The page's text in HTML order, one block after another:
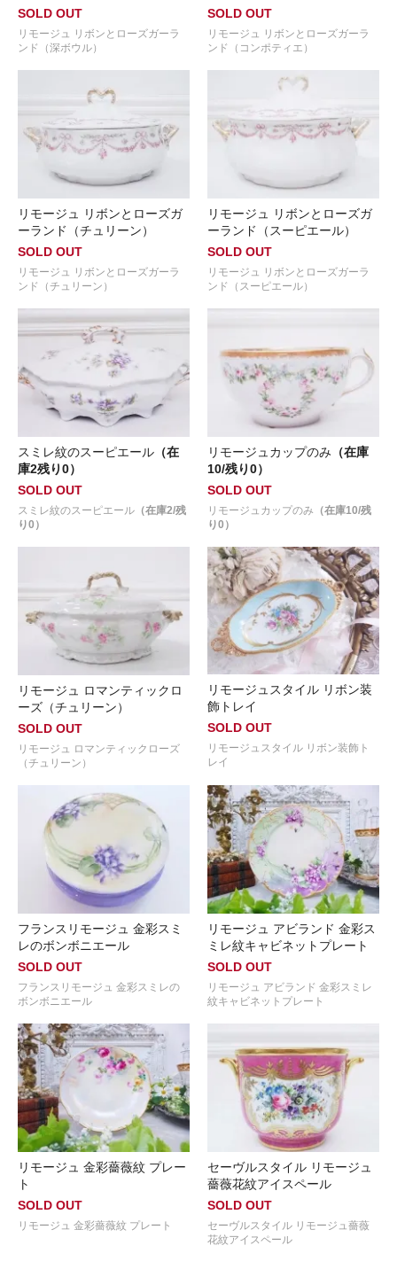
SOLD OUT
リモージュ リボンとローズガーラ
ンド（深ボウル）
SOLD OUT
リモージュ リボンとローズガーラ
ンド（コンポティエ）
リモージュ リボンとローズガ
ーランド（チュリーン）
SOLD OUT
リモージュ リボンとローズガーラ
ンド（チュリーン）
リモージュ リボンとローズガ
ーランド（スーピエール）
SOLD OUT
リモージュ リボンとローズガーラ
ンド（スーピエール）
スミレ紋のスーピエール （在
庫2残り0）
SOLD OUT
スミレ紋のスーピエール （在庫2/残
り0）
リモージュカップのみ （在庫
10/残り0）
SOLD OUT
リモージュカップのみ （在庫10/残
り0）
リモージュ ロマンティックロ
ーズ（チュリーン）
SOLD OUT
リモージュ ロマンティックローズ
（チュリーン）
リモージュスタイル リボン装
飾トレイ
SOLD OUT
リモージュスタイル リボン装飾ト
レイ
フランスリモージュ 金彩スミ
レのボンボニエール
SOLD OUT
フランスリモージュ 金彩スミレの
ボンボニエール
リモージュ アビランド 金彩ス
ミレ紋キャビネットプレート
SOLD OUT
リモージュ アビランド 金彩スミレ
紋キャビネットプレート
リモージュ 金彩薔薇紋 プレー
ト
SOLD OUT
リモージュ 金彩薔薇紋 プレート
セーヴルスタイル リモージュ
薔薇花紋アイスペール
SOLD OUT
セーヴルスタイル リモージュ薔薇
花紋アイスペール